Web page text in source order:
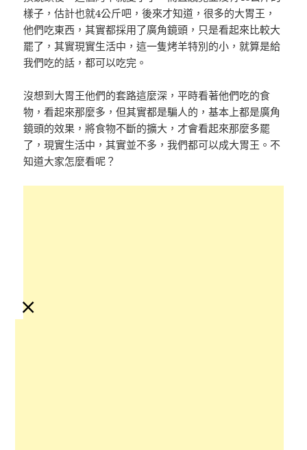
樣子，估計也就4公斤吧，後來才知道，很多的大胃王，
他們吃東西，其實都採用了廣角鏡頭，只是看起來比較大
罷了，其實現實生活中，這一隻烤羊特別的小，就算是給
我們吃的話，都可以吃完。
沒想到大胃王他們的套路這麼深，平時看著他們吃的食
物，看起來那麼多，但其實都是騙人的，基本上都是廣角
鏡頭的效果，將食物不斷的擴大，才會看起來那麼多罷
了，現實生活中，其實並不多，我們都可以成大胃王。不
知道大家怎麼看呢？
×